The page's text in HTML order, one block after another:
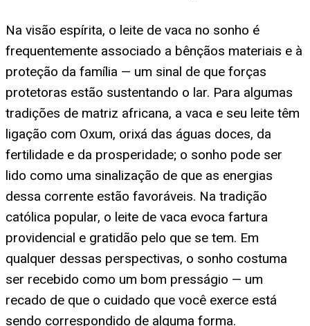
Na visão espírita, o leite de vaca no sonho é
frequentemente associado a bênçãos materiais e à
proteção da família — um sinal de que forças
protetoras estão sustentando o lar. Para algumas
tradições de matriz africana, a vaca e seu leite têm
ligação com Oxum, orixá das águas doces, da
fertilidade e da prosperidade; o sonho pode ser
lido como uma sinalização de que as energias
dessa corrente estão favoráveis. Na tradição
católica popular, o leite de vaca evoca fartura
providencial e gratidão pelo que se tem. Em
qualquer dessas perspectivas, o sonho costuma
ser recebido como um bom presságio — um
recado de que o cuidado que você exerce está
sendo correspondido de alguma forma.